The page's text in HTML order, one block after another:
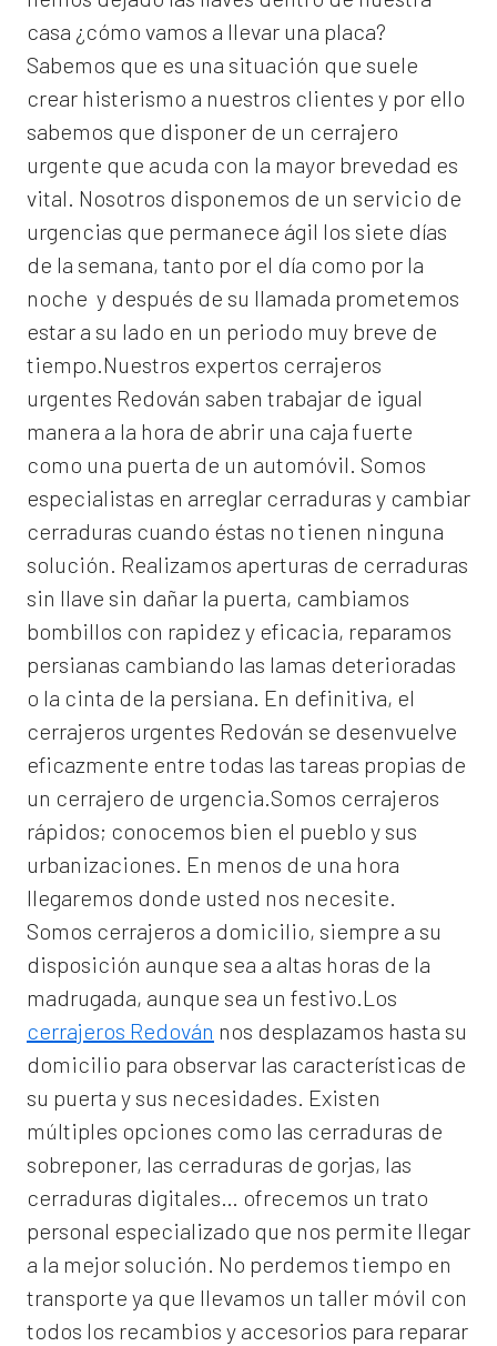
casa ¿cómo vamos a llevar una placa?
Sabemos que es una situación que suele
crear histerismo a nuestros clientes y por ello
sabemos que disponer de un cerrajero
urgente que acuda con la mayor brevedad es
vital. Nosotros disponemos de un servicio de
urgencias que permanece ágil los siete días
de la semana, tanto por el día como por la
noche y después de su llamada prometemos
estar a su lado en un periodo muy breve de
tiempo.Nuestros expertos cerrajeros
urgentes Redován saben trabajar de igual
manera a la hora de abrir una caja fuerte
como una puerta de un automóvil. Somos
especialistas en arreglar cerraduras y cambiar
cerraduras cuando éstas no tienen ninguna
solución. Realizamos aperturas de cerraduras
sin llave sin dañar la puerta, cambiamos
bombillos con rapidez y eficacia, reparamos
persianas cambiando las lamas deterioradas
o la cinta de la persiana. En definitiva, el
cerrajeros urgentes Redován se desenvuelve
eficazmente entre todas las tareas propias de
un cerrajero de urgencia.Somos cerrajeros
rápidos; conocemos bien el pueblo y sus
urbanizaciones. En menos de una hora
llegaremos donde usted nos necesite.
Somos cerrajeros a domicilio, siempre a su
disposición aunque sea a altas horas de la
madrugada, aunque sea un festivo.Los
cerrajeros Redován nos desplazamos hasta su
domicilio para observar las características de
su puerta y sus necesidades. Existen
múltiples opciones como las cerraduras de
sobreponer, las cerraduras de gorjas, las
cerraduras digitales… ofrecemos un trato
personal especializado que nos permite llegar
a la mejor solución. No perdemos tiempo en
transporte ya que llevamos un taller móvil con
todos los recambios y accesorios para reparar